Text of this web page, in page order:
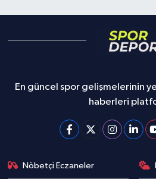
En güncel spor gelişmelerinin
haberleri
Nöbetçi Eczaneler